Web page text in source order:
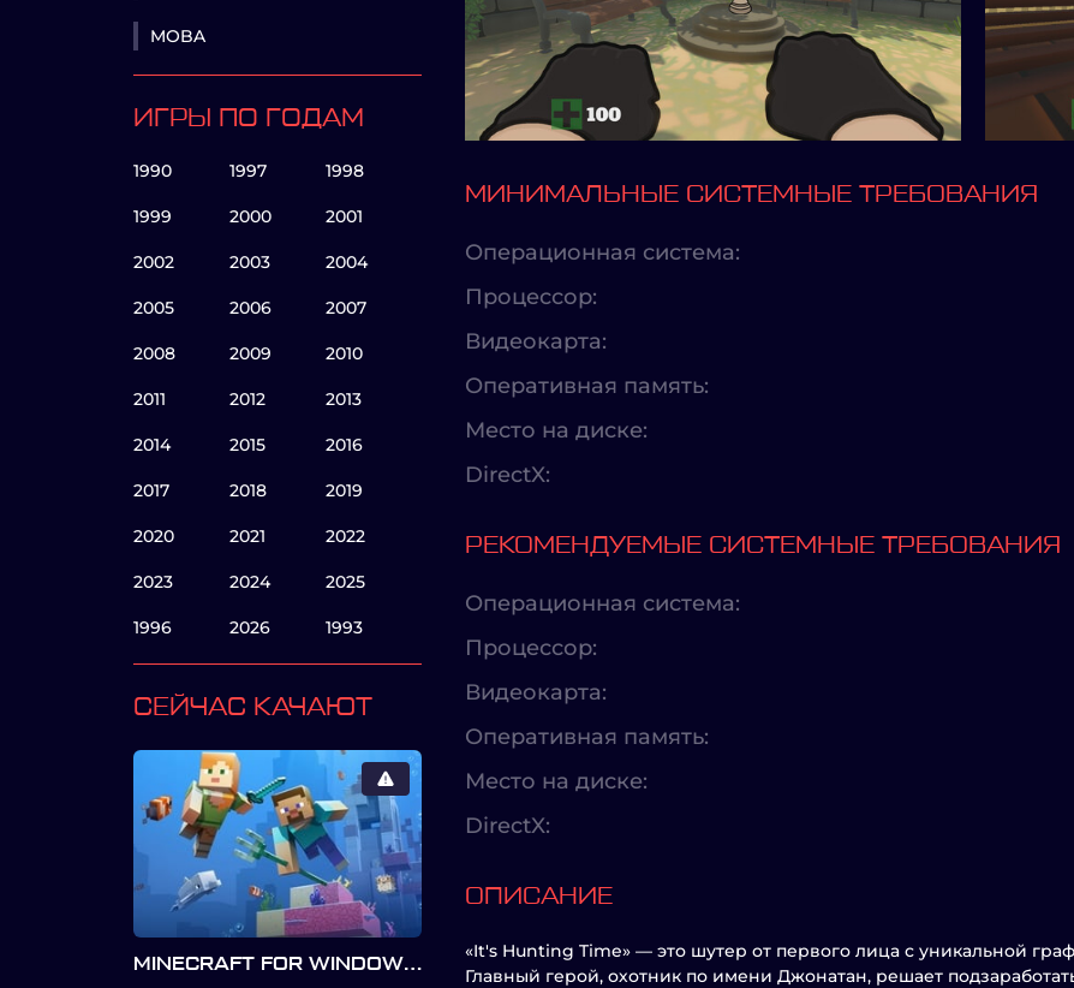
MOBA
ИГРЫ ПО ГОДАМ
1990 1997 1998
1999 2000 2001
2002 2003 2004
2005 2006 2007
2008 2009 2010
2011 2012 2013
2014 2015 2016
2017 2018 2019
2020 2021 2022
2023 2024 2025
1996 2026 1993
СЕЙЧАС КАЧАЮТ
MINECRAFT FOR WINDOWS — BEDROCK EDITION
МИНИМАЛЬНЫЕ СИСТЕМНЫЕ ТРЕБОВАНИЯ
Операционная система:
Процессор:
Видеокарта:
Оперативная память:
Место на диске:
DirectX:
РЕКОМЕНДУЕМЫЕ СИСТЕМНЫЕ ТРЕБОВАНИЯ
Операционная система:
Процессор:
Видеокарта:
Оперативная память:
Место на диске:
DirectX:
ОПИСАНИЕ
«It's Hunting Time» — это шутер от первого лица с уникальной
Главный герой, охотник по имени Джонатан, решает